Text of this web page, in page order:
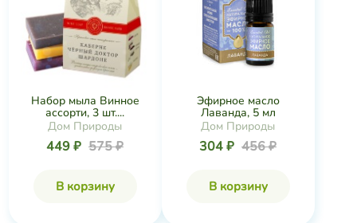
Набор мыла Винное
ассорти, 3 шт....
Дом Природы
449 ₽ 575 ₽
В корзину
Эфирное масло
Лаванда, 5 мл
Дом Природы
304 ₽ 456 ₽
В корзину